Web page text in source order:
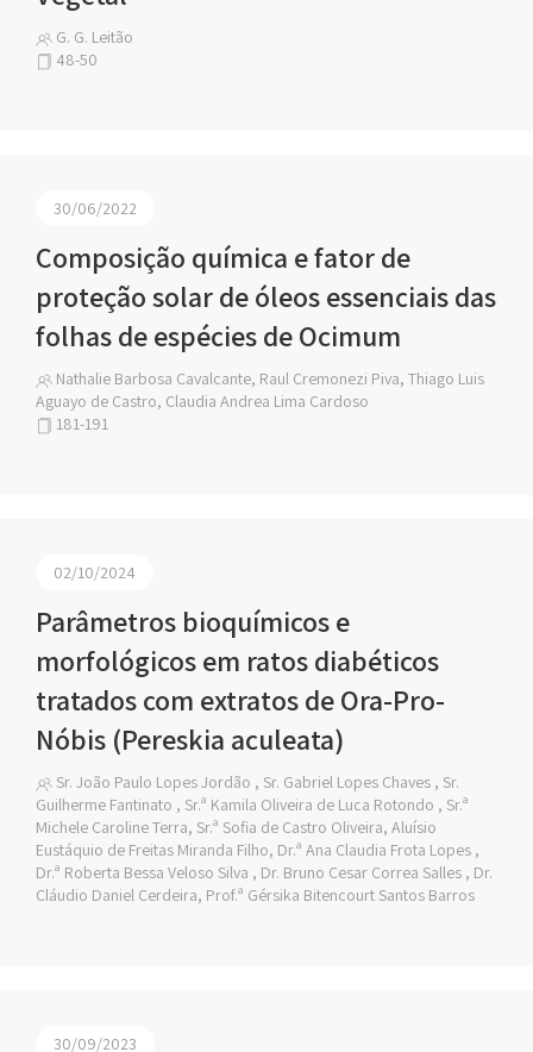
G. G. Leitão
48-50
30/06/2022
Composição química e fator de
proteção solar de óleos essenciais das
folhas de espécies de Ocimum
Nathalie Barbosa Cavalcante, Raul Cremonezi Piva, Thiago Luis
Aguayo de Castro, Claudia Andrea Lima Cardoso
181-191
02/10/2024
Parâmetros bioquímicos e
morfológicos em ratos diabéticos
tratados com extratos de Ora-Pro-
Nóbis (Pereskia aculeata)
Sr. João Paulo Lopes Jordão , Sr. Gabriel Lopes Chaves , Sr.
Guilherme Fantinato , Sr.ª Kamila Oliveira de Luca Rotondo , Sr.ª
Michele Caroline Terra, Sr.ª Sofia de Castro Oliveira, Aluísio
Eustáquio de Freitas Miranda Filho, Dr.ª Ana Claudia Frota Lopes ,
Dr.ª Roberta Bessa Veloso Silva , Dr. Bruno Cesar Correa Salles , Dr.
Cláudio Daniel Cerdeira, Prof.ª Gérsika Bitencourt Santos Barros
30/09/2023